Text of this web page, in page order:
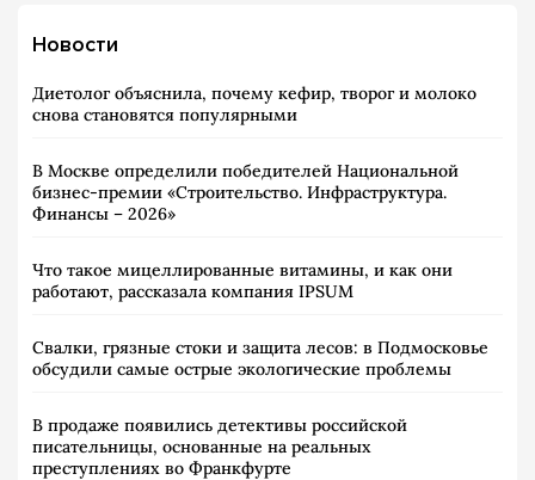
Новости
Диетолог объяснила, почему кефир, творог и молоко
снова становятся популярными
В Москве определили победителей Национальной
бизнес-премии «Строительство. Инфраструктура.
Финансы – 2026»
Что такое мицеллированные витамины, и как они
работают, рассказала компания IPSUM
Свалки, грязные стоки и защита лесов: в Подмосковье
обсудили самые острые экологические проблемы
В продаже появились детективы российской
писательницы, основанные на реальных
преступлениях во Франкфурте